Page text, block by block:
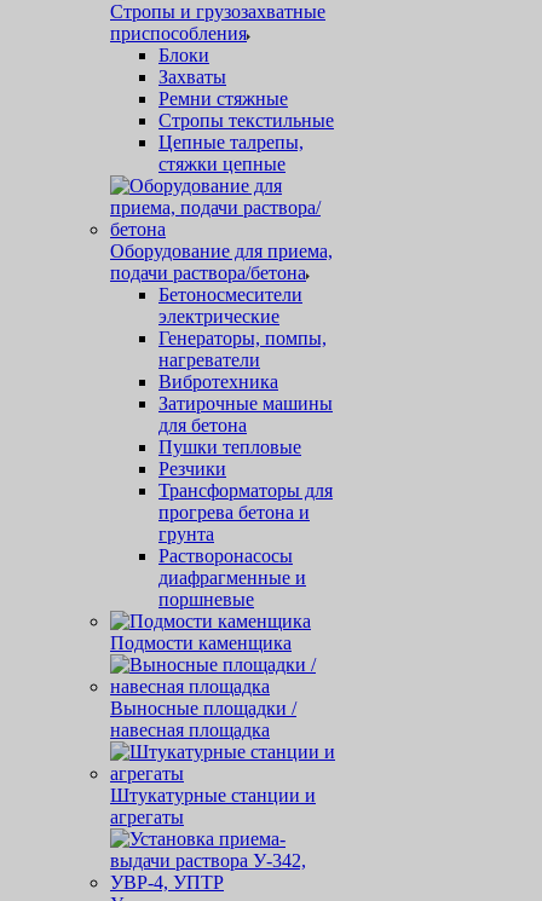
Стропы и грузозахватные
приспособления
Блоки
Захваты
Ремни стяжные
Стропы текстильные
Цепные талрепы,
стяжки цепные
Оборудование для приема,
подачи раствора/бетона
Бетоносмесители
электрические
Генераторы, помпы,
нагреватели
Вибротехника
Затирочные машины
для бетона
Пушки тепловые
Резчики
Трансформаторы для
прогрева бетона и
грунта
Растворонасосы
диафрагменные и
поршневые
Подмости каменщика
Выносные площадки /
навесная площадка
Штукатурные станции и
агрегаты